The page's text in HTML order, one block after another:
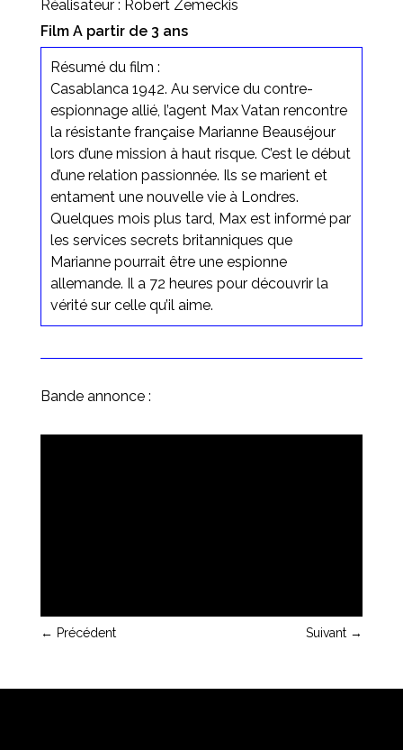
Réalisateur : Robert Zemeckis
Film A partir de 3 ans
Résumé du film :
Casablanca 1942. Au service du contre-
espionnage allié, l’agent Max Vatan rencontre
la résistante française Marianne Beauséjour
lors d’une mission à haut risque. C’est le début
d’une relation passionnée. Ils se marient et
entament une nouvelle vie à Londres.
Quelques mois plus tard, Max est informé par
les services secrets britanniques que
Marianne pourrait être une espionne
allemande. Il a 72 heures pour découvrir la
vérité sur celle qu’il aime.
Bande annonce :
← Précédent Suivant →